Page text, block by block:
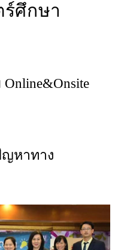
ศึกษา
หาทาง